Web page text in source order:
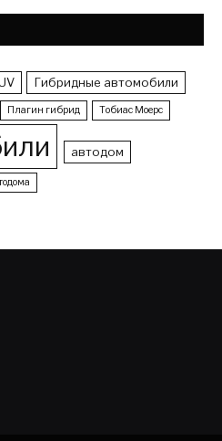
Гибридные автомобили
Плагин гибрид Тобиас Моерс
автодом